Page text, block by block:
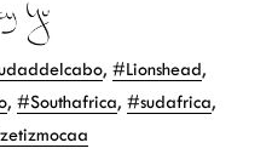
n
t
r
s
t
a
i
, #Lionshead,
, #Southafrica, #sudafrica,